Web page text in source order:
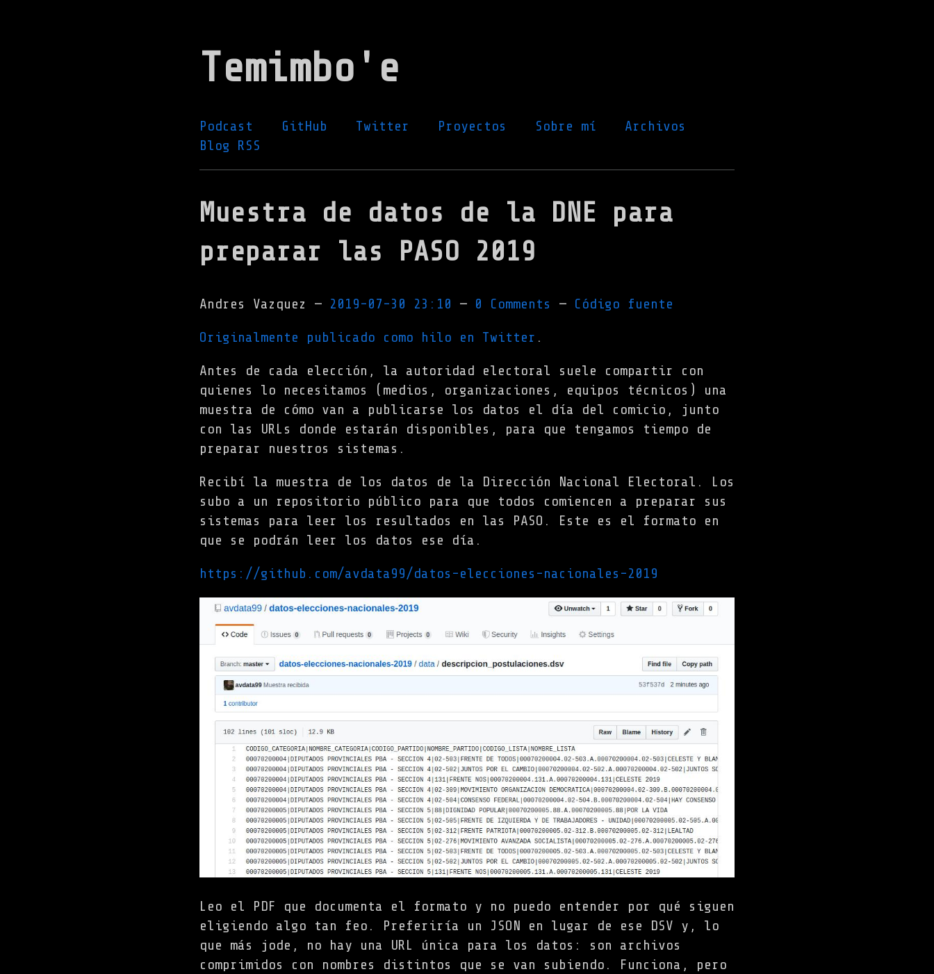
Temimbo'e
Podcast GitHub Twitter Proyectos Sobre mí
Archivos
Blog RSS
Muestra de datos de la DNE para
preparar las PASO 2019
Andres Vazquez 2019-07-30 23:10 0 Comments Código fuente
Originalmente publicado como hilo en Twitter .
Antes de cada elección, la autoridad electoral suele compartir con
quienes lo necesitamos (medios, organizaciones, equipos técnicos) una
muestra de cómo van a publicarse los datos el día del comicio, junto
con las URLs donde estarán disponibles, para que tengamos tiempo de
preparar nuestros sistemas.
Recibí la muestra de los datos de la Dirección Nacional Electoral. Los
subo a un repositorio público para que todos comiencen a preparar sus
sistemas para leer los resultados en las PASO. Este es el formato en
que se podrán leer los datos ese día.
https://github.com/avdata99/datos-elecciones-nacionales-2019
Leo el PDF que documenta el formato y no puedo entender por qué siguen
eligiendo algo tan feo. Preferiría un JSON en lugar de ese DSV y, lo
que más jode, no hay una URL única para los datos: son archivos
comprimidos con nombres distintos que se van subiendo. Funciona, pero